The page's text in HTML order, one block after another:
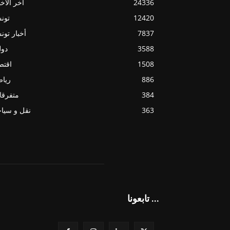
آخر
24336
12420
أخبار
7837
3588
1508
886
384
نقل و
363
تابعونا ...